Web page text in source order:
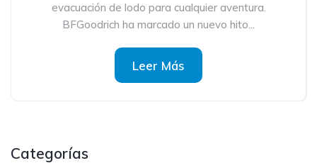
evacuación de lodo para cualquier aventura.
BFGoodrich ha marcado un nuevo hito...
Leer Más
Categorías